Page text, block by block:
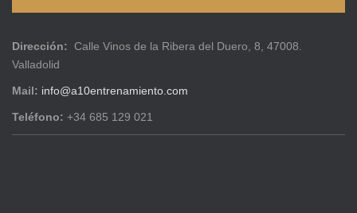
Dirección: Calle Vinos de la Ribera del Duero, 8, 47008.
Valladolid
Mail: info@a10entrenamiento.com
Teléfono: +34 685 129 021